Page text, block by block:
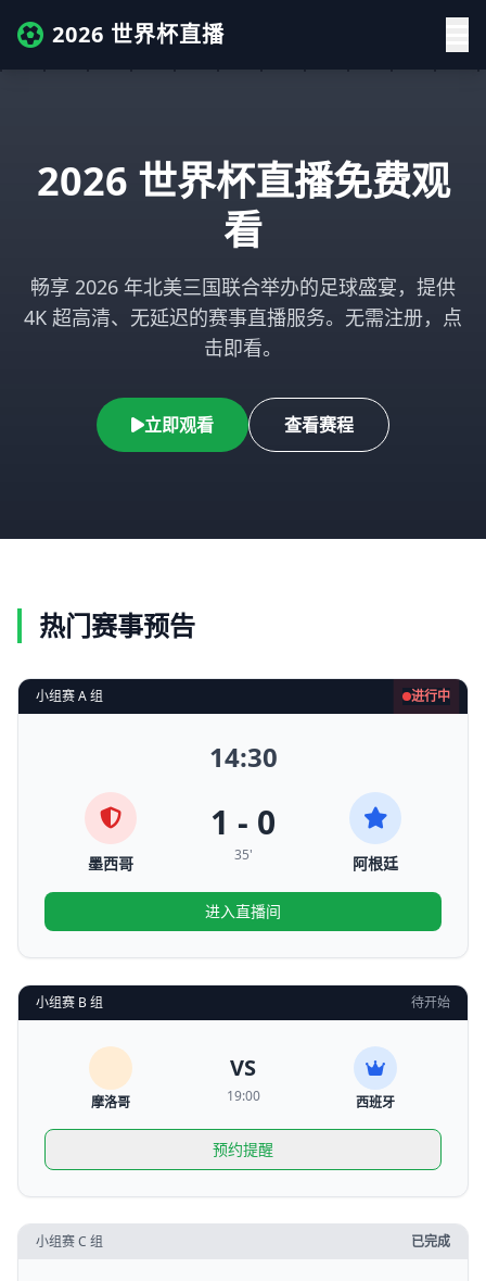
2026 世界杯直播
2026 世界杯直播免费观
看
畅享 2026 年北美三国联合举办的足球盛宴，提供
4K 超高清、无延迟的赛事直播服务。无需注册，点
击即看。
立即观看 查看赛程
热门赛事预告
小组赛 A 组 进行中
14:30
墨西哥
1 - 0
35' 阿根廷
进入直播间
小组赛 B 组 待开始
摩洛哥
VS
19:00 西班牙
预约提醒
小组赛 C 组 已完成